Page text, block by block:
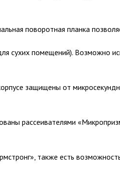
поворотная планка
сухих помещений). Возможно
защищены от
рассеивателями
также есть